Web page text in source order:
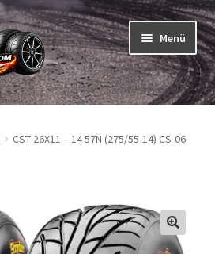
Menü
öffnen
CST 26X11 – 14 57N (275/55-14) CS-06